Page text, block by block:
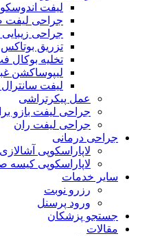
لیفت
جراحی
جراحی زیبایی
تزریق بوتاکس
تخلیه بوکال
لیپوساکشن
لیفت
عمل پیکرتراشی
جراحی لیفت بازو
جراحی لیفت ران
جراحی درمانی
لاپاراسکوپی
لاپاراسکوپی کیسه
سایر خدمات
رزرو نوبت
ورود پرسنل
جستجو پزشکان
مقالات